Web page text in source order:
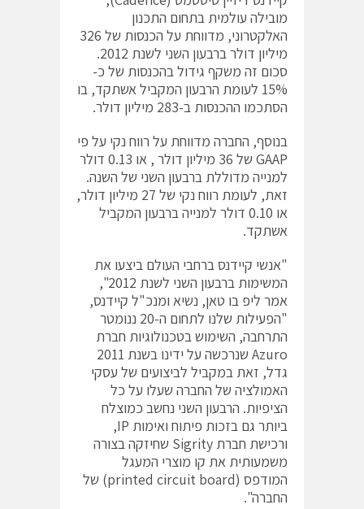
מובילה עולמית בתחום התכנון
האלקטרוני, מדווחת על הכנסות של 326
מיליון דולר ברבעון השני לשנת 2012.
סכום זה משקף גידול בהכנסות של כ-
15% לעומת הרבעון המקביל אשתקד, בו
הסתכמו ההכנסות ב-283 מיליון דולר.
בנוסף, החברה מדווחת על רווח נקי על פי
GAAP של 36 מיליון דולר , או 0.13 דולר
למנייה מדוללת ברבעון השני של השנה.
זאת, לעומת רווח נקי של 27 מיליון דולר,
או 0.10 דולר למנייה ברבעון המקביל
אשתקד.
"אנשי קיידנס ברחבי העולם ביצעו את
המשימות ברבעון השני לשנת 2012",
אמר ליפ בו טאן, נשיא ומנכ"ל קיידנס,
"הפעילות שלנו לתחום ה-20 ננומטר
התרחבה, השימוש בטכנולוגיות חברת
Azuro שנרכשה על ידינו בשנת 2011
גדל, זאת במקביל לביצועים של עסקי
האמולציה של החברה שעלו על כל
הציפיות. הרבעון השני נחשב כמוצלח
ביותר גם בזכות פיתוח ואימות IP,
ורכישת חברת Sigrity שחיזקה בצורה
משמעותית את קו מוצרי המעגל
המודפס (printed circuit board) של
החברה".